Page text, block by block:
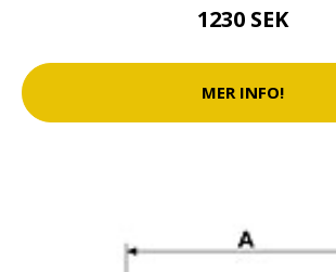
1230 SEK
MER INFO!